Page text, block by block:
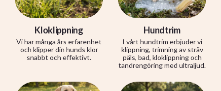
Kloklippning
Vi har många års erfarenhet
och klipper din hunds klor
snabbt och effektivt.
Hundtrim
I vårt hundtrim erbjuder vi
klippning, trimning av sträv
päls, bad, kloklippning och
tandrengöring med ultraljud.